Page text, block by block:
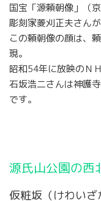
国宝「源頼朝像」（
彫刻家菱刈正夫さん
この頼朝像の顔は、
現。
昭和54年に放映のＮ
石坂浩二さんは神護
です。
源氏山公園の西
仮粧坂（けわいざ